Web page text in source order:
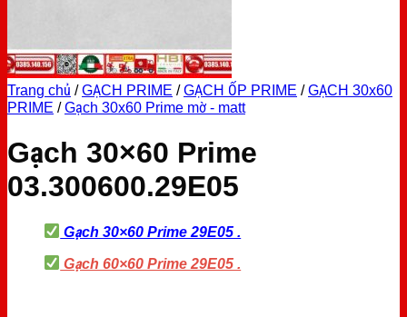
Trang chủ / GẠCH PRIME / GẠCH ỐP PRIME / GẠCH 30x60
PRIME / Gạch 30x60 Prime mờ - matt
Gạch 30×60 Prime
03.300600.29E05
Gạch 30×60 Prime 29E05 .
Gạch 60×60 Prime 29E05 .